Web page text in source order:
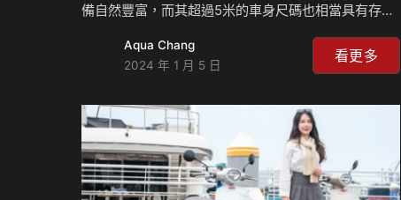
備自然豐富，而其超過5米的車身尺碼也相當具有存在
成為它另一個討論焦點，但回歸到產品本質，它是撐得
起它的售價？而它重量級的車重是否會影響它的動力操
Aqua Chang
2024 年 1 月 5 日
看更多